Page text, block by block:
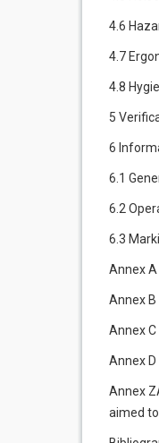
4.6
4.7
4.8
5
6
6.1
6.2
6.3
Annex
Annex
Annex
Annex
Annex
aimed